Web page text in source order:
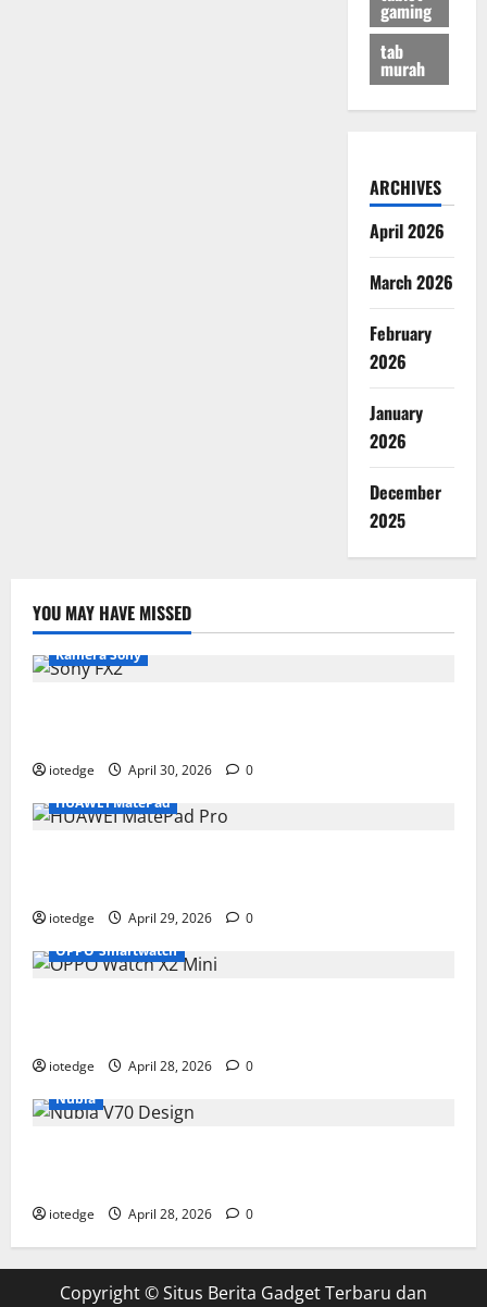
gaming
tab
murah
ARCHIVES
April 2026
March 2026
February
2026
January
2026
December
2025
YOU MAY HAVE MISSED
Kamera Sony
iotedge April 30, 2026
0
HUAWEI MatePad
iotedge April 29, 2026
0
OPPO Smartwatch
iotedge April 28, 2026
0
Nubia
iotedge April 28, 2026 0
Copyright ©Situs Berita Gadget Terbaru dan